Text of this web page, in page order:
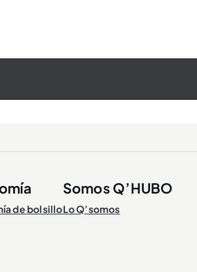
de bolsillo
Somos Q’HUBO
Lo Q’somos